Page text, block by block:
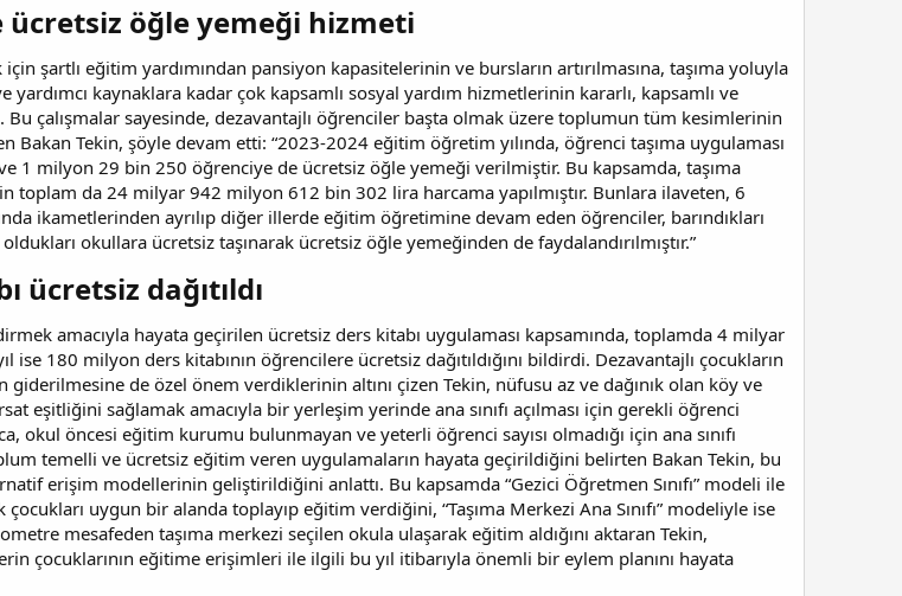
öğle yemeği hizmeti
şartlı eğitim yardımından pansiyon kapasitelerinin ve bursların artırılmasına, taşıma yoluyla
kaynaklara kadar çok kapsamlı sosyal yardım hizmetlerinin kararlı, kapsamlı ve
çalışmalar sayesinde, dezavantajlı öğrenciler başta olmak üzere toplumun tüm kesimlerinin
Bakan Tekin, şöyle devam etti: “2023-2024 eğitim öğretim yılında, öğrenci taşıma uygulaması
1 milyon 29 bin 250 öğrenciye de ücretsiz öğle yemeği verilmiştir. Bu kapsamda, taşıma
da 24 milyar 942 milyon 612 bin 302 lira harcama yapılmıştır. Bunlara ilaveten, 6
ikametlerinden ayrılıp diğer illerde eğitim öğretimine devam eden öğrenciler, barındıkları
okullara ücretsiz taşınarak ücretsiz öğle yemeğinden de faydalandırılmıştır.”
ücretsiz dağıtıldı
amacıyla hayata geçirilen ücretsiz ders kitabı uygulaması kapsamında, toplamda 4 milyar
ise 180 milyon ders kitabının öğrencilere ücretsiz dağıtıldığını bildirdi. Dezavantajlı çocukların
giderilmesine de özel önem verdiklerinin altını çizen Tekin, nüfusu az ve dağınık olan köy ve
eşitliğini sağlamak amacıyla bir yerleşim yerinde ana sınıfı açılması için gerekli öğrenci
okul öncesi eğitim kurumu bulunmayan ve yeterli öğrenci sayısı olmadığı için ana sınıfı
temelli ve ücretsiz eğitim veren uygulamaların hayata geçirildiğini belirten Bakan Tekin, bu
erişim modellerinin geliştirildiğini anlattı. Bu kapsamda “Gezici Öğretmen Sınıfı” modeli ile
uygun bir alanda toplayıp eğitim verdiğini, “Taşıma Merkezi Ana Sınıfı” modeliyle ise
mesafeden taşıma merkezi seçilen okula ulaşarak eğitim aldığını aktaran Tekin,
çocuklarının eğitime erişimleri ile ilgili bu yıl itibarıyla önemli bir eylem planını hayata